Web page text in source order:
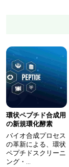
環状ペプチド合成用
の新規環化酵素
バイオ合成プロセス
の革新による、環状
ペプチドスクリーニ
ング・…